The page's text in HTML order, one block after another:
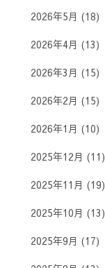
2026年5月 (18)
2026年4月 (13)
2026年3月 (15)
2026年2月 (15)
2026年1月 (10)
2025年12月 (11)
2025年11月 (19)
2025年10月 (13)
2025年9月 (17)